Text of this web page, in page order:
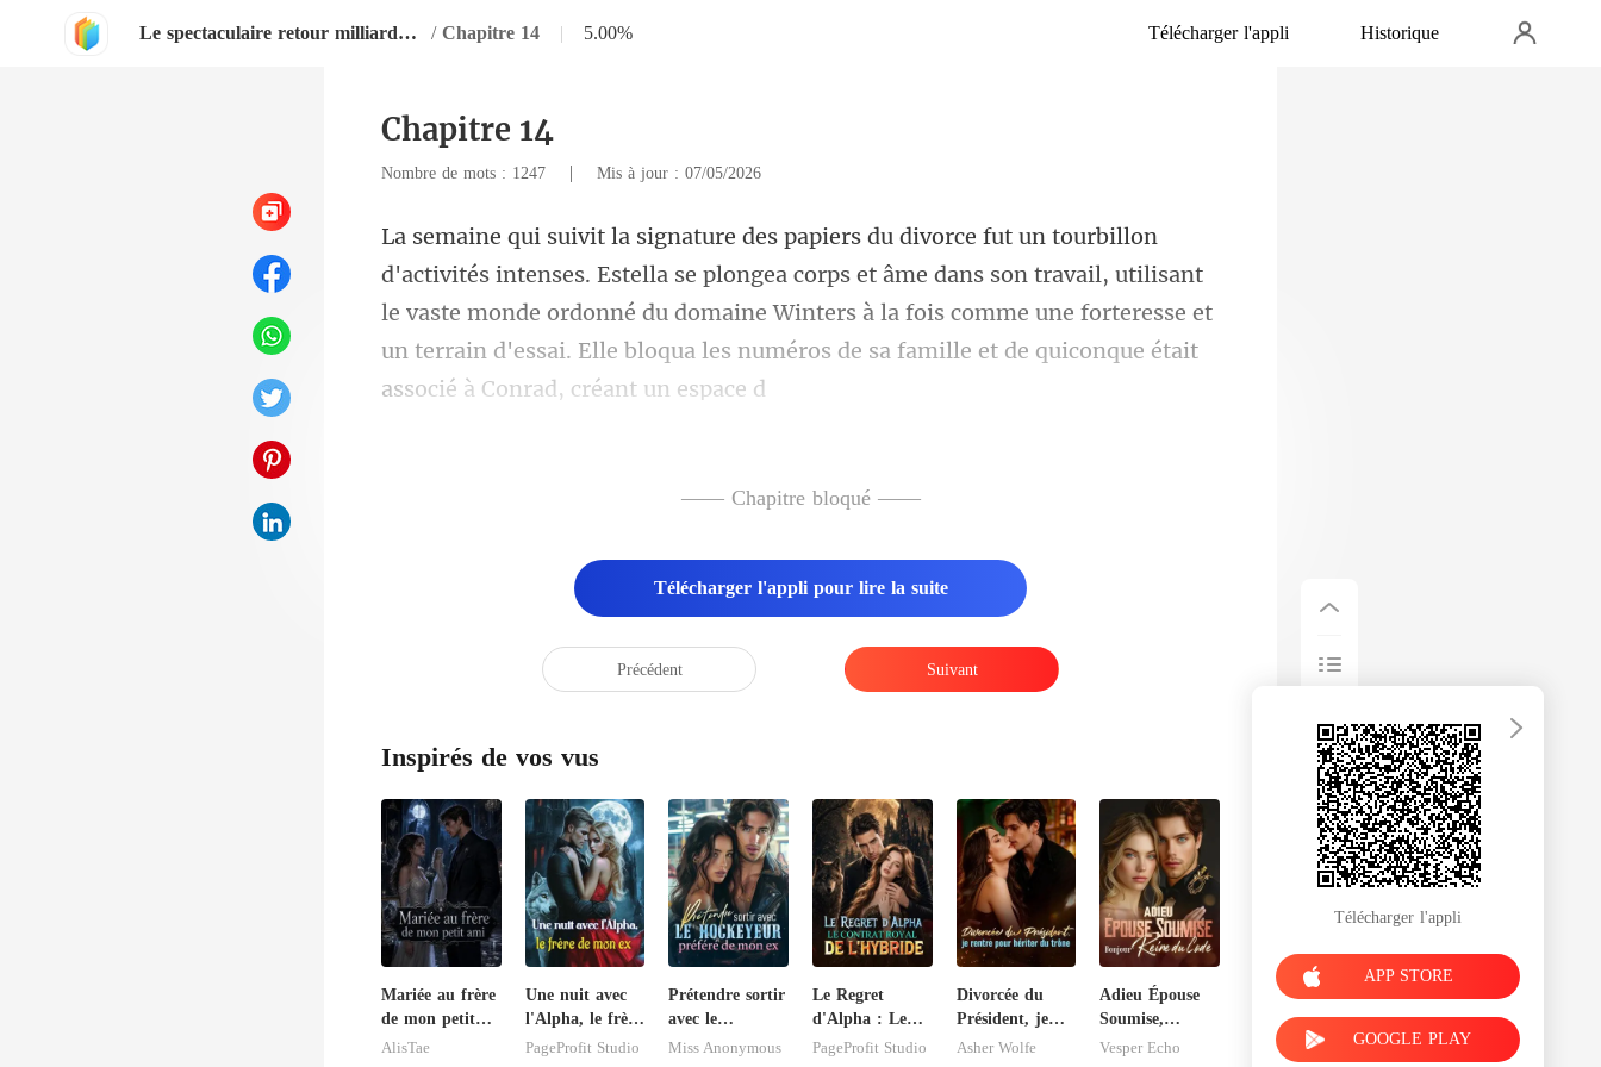
Le spectaculaire retour milliardaire de l'épouse bafouée / Chapitre 14 | 5.00% Télécharger l'appli Historique
Chapitre 14
Nombre de mots : 1247 | Mis à jour : 07/05/2026
corps et âme dans son travail, utilisant
le vaste monde ordonné du domaine Winters à la fois comme une forteresse e
—— Chapitre bloqué ——
Télécharger l'appli pour lire la suite
Précédent Suivant
Inspirés de vos vus
Mariée au frère
de mon petit
ami
AlisTae
Une nuit avec
l'Alpha, le frère
de mon ex
PageProfit Studio
Prétendre sortir
avec le
hockeyeur
Miss Anonymous
Le Regret
d'Alpha : Le
Contrat Royal
PageProfit Studio
Divorcée du
Président, je
rentre pour
Asher Wolfe
Adieu Épouse
Soumise,
Bonjour Reine
Vesper Echo
Télécharger l'appli
APP STORE
GOOGLE PLAY